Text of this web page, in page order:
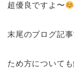
超優良ですよ〜
末尾のブログ記
ため方について